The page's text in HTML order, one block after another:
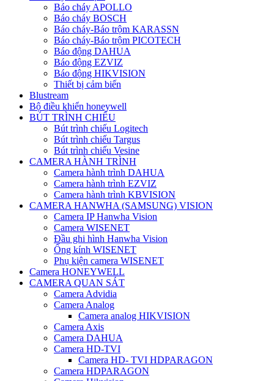
Báo cháy APOLLO
Báo cháy BOSCH
Báo cháy-Báo trộm KARASSN
Báo cháy-Báo trộm PICOTECH
Báo động DAHUA
Báo động EZVIZ
Báo động HIKVISION
Thiết bị cảm biến
Blustream
Bộ điều khiển honeywell
BÚT TRÌNH CHIẾU
Bút trình chiếu Logitech
Bút trình chiếu Targus
Bút trình chiếu Vesine
CAMERA HÀNH TRÌNH
Camera hành trình DAHUA
Camera hành trình EZVIZ
Camera hành trình KBVISION
CAMERA HANWHA (SAMSUNG) VISION
Camera IP Hanwha Vision
Camera WISENET
Đầu ghi hình Hanwha Vision
Ống kính WISENET
Phụ kiện camera WISENET
Camera HONEYWELL
CAMERA QUAN SÁT
Camera Advidia
Camera Analog
Camera analog HIKVISION
Camera Axis
Camera DAHUA
Camera HD-TVI
Camera HD- TVI HDPARAGON
Camera HDPARAGON